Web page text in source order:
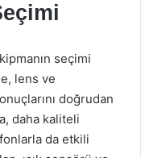
seçimi
lens ve
doğrudan
daha kaliteli
da etkili